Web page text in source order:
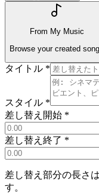
From My Music
Browse your created
タイトル *
スタイル *
差し替え開始 *
差し替え終了 *
差し替え部分の長さ
す。